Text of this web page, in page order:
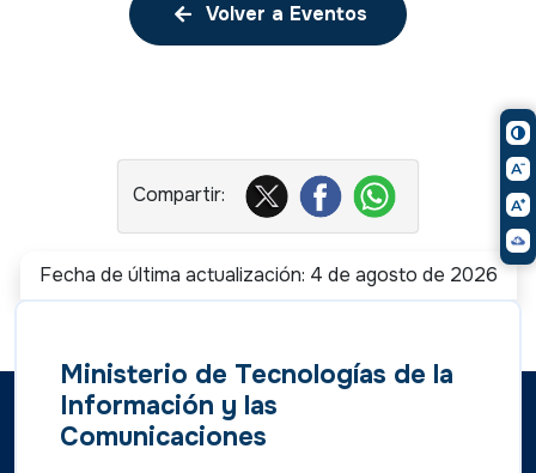
Volver a Eventos
Fecha de última actualización: 4 de agosto de 2026
Ministerio de Tecnologías de la
Información y las
Comunicaciones